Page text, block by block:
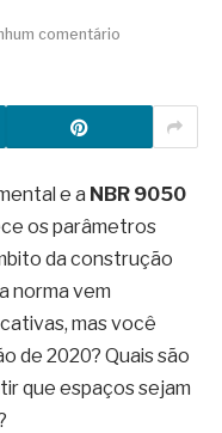
comentário
e a NBR 9050
os parâmetros
da construção
norma vem
mas você
de 2020? Quais são
que espaços sejam